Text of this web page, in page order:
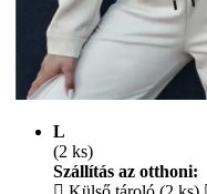
L
(2 ks)
Szállítás az otthoni: